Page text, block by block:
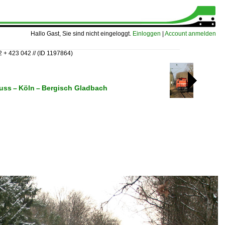
Hallo Gast, Sie sind nicht eingeloggt. Einloggen Account anmelden
+ 423 042 //(ID 1197864)
– Köln – Bergisch Gladbach